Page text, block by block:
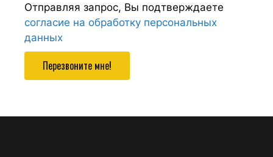
Отправляя запрос, Вы подтверждаете
согласие на обработку персональных
данных
Перезвоните мне!